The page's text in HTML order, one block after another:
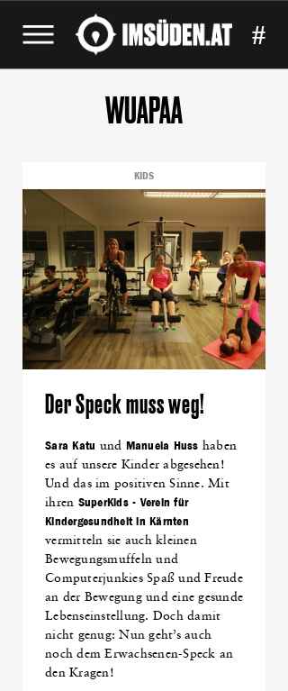
#
WUAPAA
KIDS
Der Speck muss weg!
Sara Katu und Manuela Huss haben
es auf unsere Kinder abgesehen!
Und das im positiven Sinne. Mit
ihren SuperKids - Verein für
Kindergesundheit in Kärnten
vermitteln sie auch kleinen
Bewegungsmuffeln und
Computerjunkies Spaß und Freude
an der Bewegung und eine gesunde
Lebenseinstellung. Doch damit
nicht genug: Nun geht’s auch
noch dem Erwachsenen-Speck an
den Kragen!